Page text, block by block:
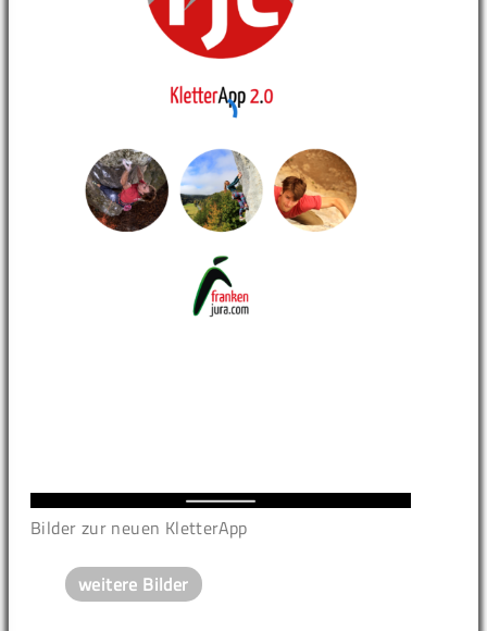
Bilder zur neuen KletterApp
weitere Bilder